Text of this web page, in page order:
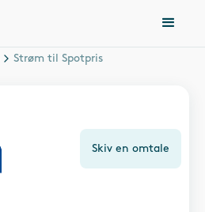
Strøm til Spotpris
Skiv en omtale